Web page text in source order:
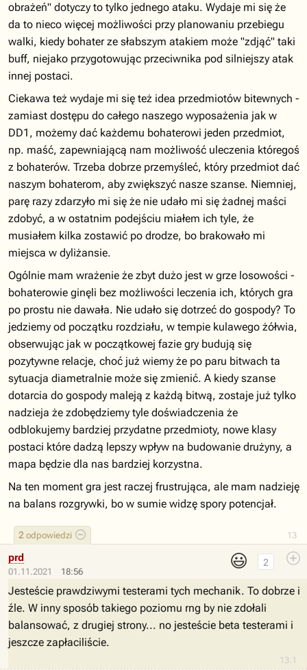
13
2 odpowiedzi
obrażeń" dotyczy to tylko jednego ataku. Wydaje mi się że
da to nieco więcej możliwości przy planowaniu przebiegu
walki, kiedy bohater ze słabszym atakiem może "zdjąć" taki
buff, niejako przygotowując przeciwnika pod silniejszy atak
innej postaci.
Ciekawa też wydaje mi się też idea przedmiotów bitewnych -
zamiast dostępu do całego naszego wyposażenia jak w
DD1, możemy dać każdemu bohaterowi jeden przedmiot,
np. maść, zapewniającą nam możliwość uleczenia któregoś
z bohaterów. Trzeba dobrze przemyśleć, który przedmiot dać
naszym bohaterom, aby zwiększyć nasze szanse. Niemniej,
parę razy zdarzyło mi się że nie udało mi się żadnej maści
zdobyć, a w ostatnim podejściu miałem ich tyle, że
musiałem kilka zostawić po drodze, bo brakowało mi
miejsca w dyliżansie.
Ogólnie mam wrażenie że zbyt dużo jest w grze losowości -
bohaterowie ginęli bez możliwości leczenia ich, których gra
po prostu nie dawała. Nie udało się dotrzeć do gospody? To
jedziemy od początku rozdziału, w tempie kulawego żółwia,
obserwując jak w początkowej fazie gry budują się
pozytywne relacje, choć już wiemy że po paru bitwach ta
sytuacja diametralnie może się zmienić. A kiedy szanse
dotarcia do gospody maleją z każdą bitwą, zostaje już tylko
nadzieja że zdobędziemy tyle doświadczenia że
odblokujemy bardziej przydatne przedmioty, nowe klasy
postaci które dadzą lepszy wpływ na budowanie drużyny, a
mapa będzie dla nas bardziej korzystna.
Na ten moment gra jest raczej frustrująca, ale mam nadzieję
na balans rozgrywki, bo w sumie widzę spory potencjał.
01.11.2021 18:56
😃
13.1
2
prd
Jesteście prawdziwymi testerami tych mechanik. To dobrze i
źle. W inny sposób takiego poziomu rng by nie zdołali
balansować, z drugiej strony... no jesteście beta testerami i
jeszcze zapłaciliście.